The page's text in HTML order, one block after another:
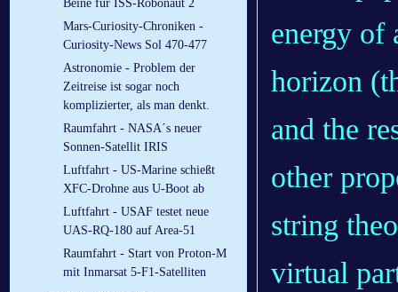
Beine für ISS-Robonaut 2
Mars-Curiosity-Chroniken -
Curiosity-News Sol 470-477
Astronomie - Problem der
Zeitreise ist sogar noch
komplizierter, als man denkt.
Raumfahrt - NASA´s neuer
Sonnen-Satellit IRIS
Luftfahrt - US-Marine schießt
XFC-Drohne aus U-Boot ab
Luftfahrt - USAF testet neue
UAS-RQ-180 auf Area-51
Raumfahrt - Start von Proton-M
mit Inmarsat 5-F1-Satelliten
energy of
horizon
and the
other
string
virtual